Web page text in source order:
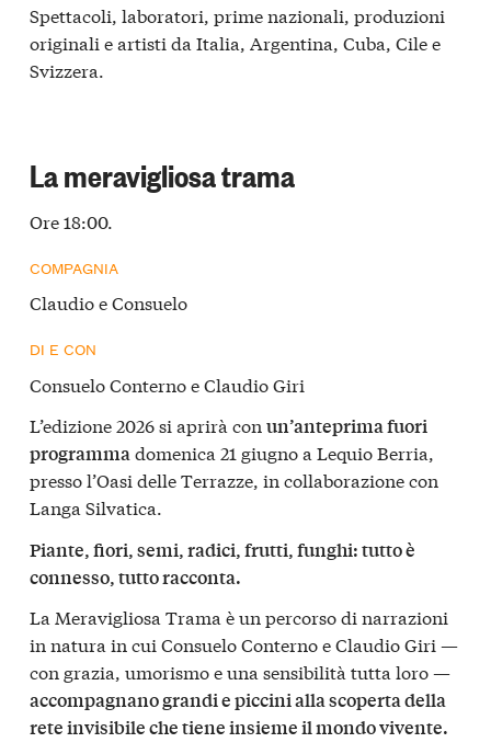
Spettacoli, laboratori, prime nazionali, produzioni
originali e artisti da Italia, Argentina, Cuba, Cile e
Svizzera.
La meravigliosa trama
Ore 18:00.
COMPAGNIA
Claudio e Consuelo
DI E CON
Consuelo Conterno e Claudio Giri
L’edizione 2026 si aprirà con un’anteprima fuori
programmadomenica 21 giugno a Lequio Berria,
presso l’Oasi delle Terrazze, in collaborazione con
Langa Silvatica.
Piante, fiori, semi, radici, frutti, funghi: tutto è
connesso, tutto racconta.
La Meravigliosa Trama è un percorso di narrazioni
in natura in cui Consuelo Conterno e Claudio Giri —
con grazia, umorismo e una sensibilità tutta loro —
accompagnano grandi e piccini alla scoperta della
rete invisibile che tiene insieme il mondo vivente.